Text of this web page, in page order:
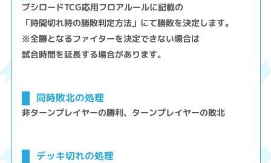
ブシロードTCG応用フロアルールに記載の
「時間切れ時の勝敗判定方法」にて勝敗を決定します。
※全勝となるファイターを決定できない場合は
試合時間を延長する場合があります。
同時敗北の処理
非ターンプレイヤーの勝利、ターンプレイヤーの敗北
デッキ切れの処理